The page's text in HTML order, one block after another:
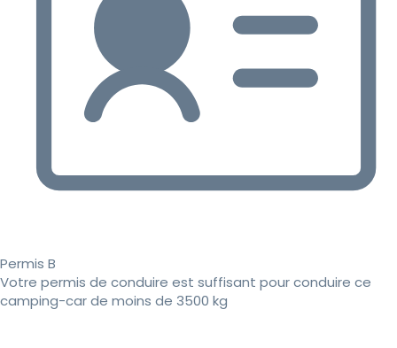
Permis B
Votre permis de conduire est suffisant pour conduire ce
camping-car de moins de 3500 kg